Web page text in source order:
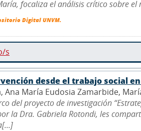
focaliza el análisis crítico sobre
Digital UNVM.
s
desde el trabajo social
Ana María Eudosia Zamarbide,
del proyecto de investigación
la Dra. Gabriela Rotondi, les